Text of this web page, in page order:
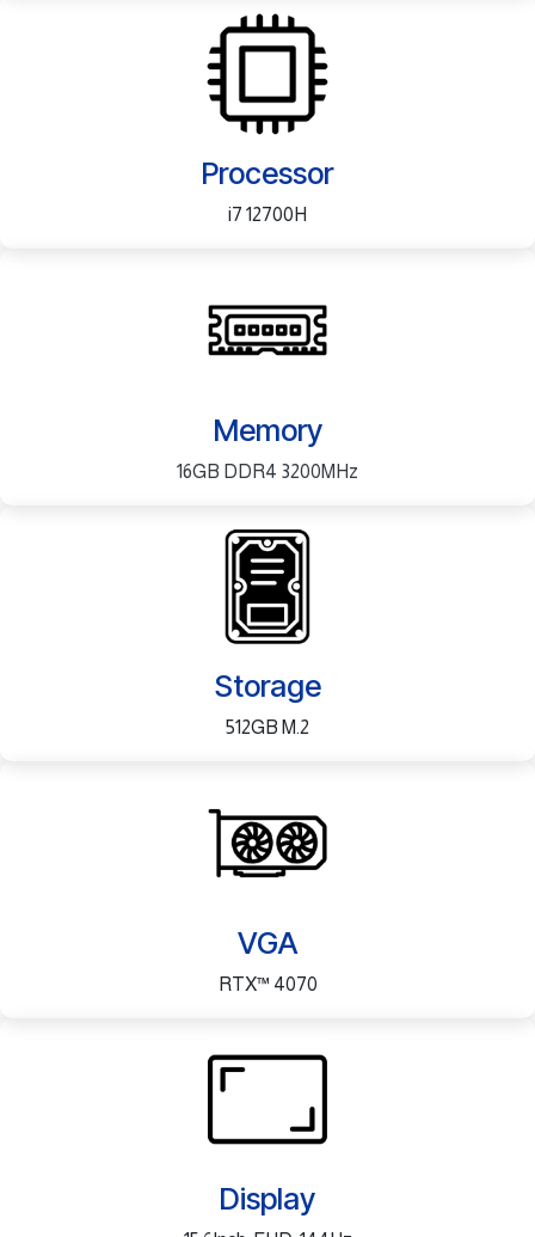
Processor
i7 12700H
Memory
16GB DDR4 3200MHz
Storage
512GB M.2
VGA
RTX™ 4070
Display